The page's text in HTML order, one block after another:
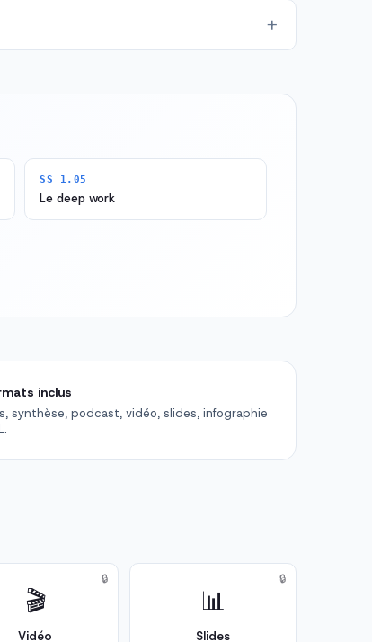
SS 1.05
Le deep work
inclus
synthèse, podcast, vidéo, slides, infographie
🎬
Vidéo
🔒
📊
Slides
🔒